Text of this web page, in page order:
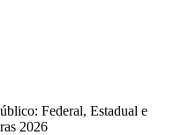
Federal, Estadual e
2026